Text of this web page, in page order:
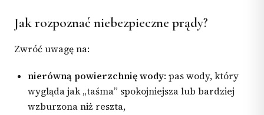
Jak rozpoznać niebezpieczne prądy?
Zwróć uwagę na:
nierówną powierzchnię wody: pas wody, który
wygląda jak „taśma” spokojniejsza lub bardziej
wzburzona niż reszta,